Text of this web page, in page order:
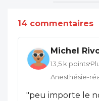
14 commentaires
Michel
13,5 k points
Anesthésie-
"peu importe le